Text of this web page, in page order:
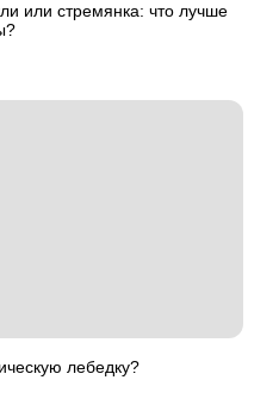
или стремянка: что лучше
лебедку?